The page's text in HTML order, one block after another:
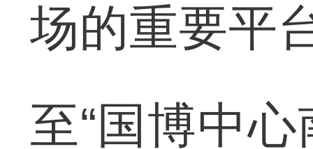
场的重要平
至“国博中